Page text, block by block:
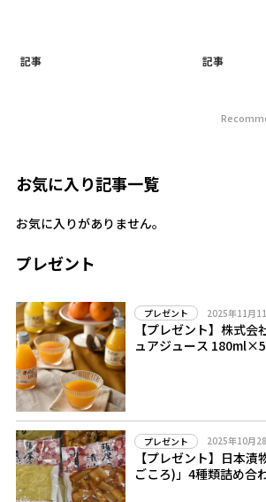
記事 記事
お気に入り記事一覧
お気に入りがありません。
プレゼント
プレゼント 2025年11月
【プレゼント】株式
ュアジュース
プレゼント 2025年10月
【プレゼント】日本
ごころ)」4種類詰め合